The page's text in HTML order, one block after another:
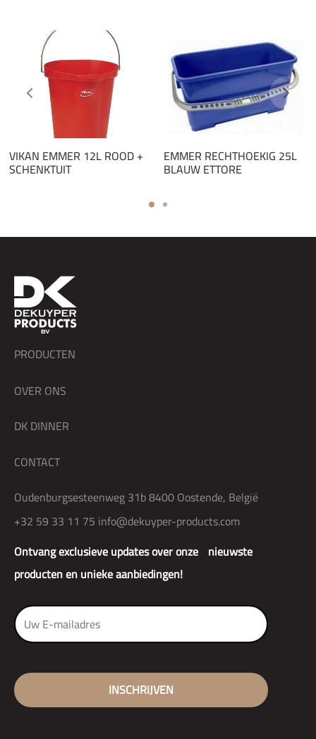
VIKAN EMMER 12L ROOD +
SCHENKTUIT
EMMER RECHTHOEKIG 25L
BLAUW ETTORE
Ontvang exclusieve updates over onze nieuwste
producten en unieke aanbiedingen!
PRODUCTEN
OVER ONS
DK DINNER
CONTACT
Oudenburgsesteenweg 31b 8400 Oostende, België
+32 59 33 11 75 info@dekuyper-products.com